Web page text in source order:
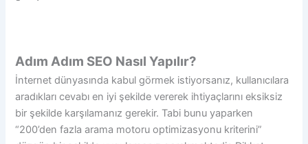
Adım Adım SEO Nasıl Yapılır?
İnternet dünyasında kabul görmek istiyorsanız, kullanıcılara
aradıkları cevabı en iyi şekilde vererek ihtiyaçlarını eksiksiz
bir şekilde karşılamanız gerekir. Tabi bunu yaparken
“200’den fazla arama motoru optimizasyonu kriterini”